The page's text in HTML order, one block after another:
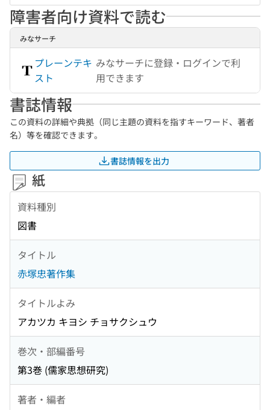
障害者向け資料で読む
みなサーチ
プレーンテキ
スト
みなサーチに登録・ログインで利
用できます
書誌情報
この資料の詳細や典拠（同じ主題の資料を指すキーワード、著者
名）等を確認できます。
書誌情報を出力
紙
資料種別
図書
タイトル
赤塚忠著作集
タイトルよみ
アカツカ キヨシ チョサクシュウ
巻次・部編番号
第3巻 (儒家思想研究)
著者・編者